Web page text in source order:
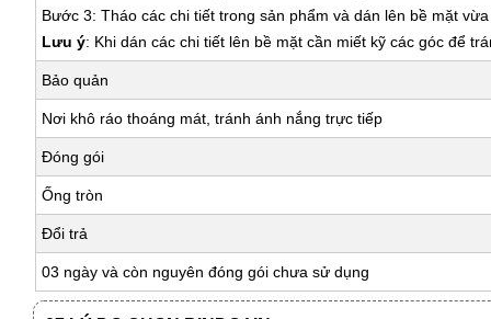
Bước 3: Tháo các chi tiết trong sản phẩm và dán lên bề mặt
Lưu ý: Khi dán các chi tiết lên bề mặt cần miết kỹ các góc để
Bảo quản
Nơi khô ráo thoáng mát, tránh ánh nắng trực tiếp
Đóng gói
Ống tròn
Đổi trả
03 ngày và còn nguyên đóng gói chưa sử dụng